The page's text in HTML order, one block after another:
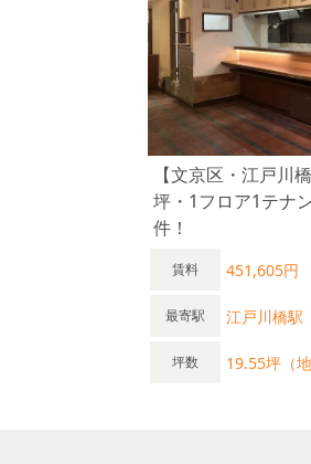
【文京区・江戸川
坪・1フロア1テナ
件！
賃料 451,605円
最寄駅 江戸川橋駅
坪数 19.55坪（地